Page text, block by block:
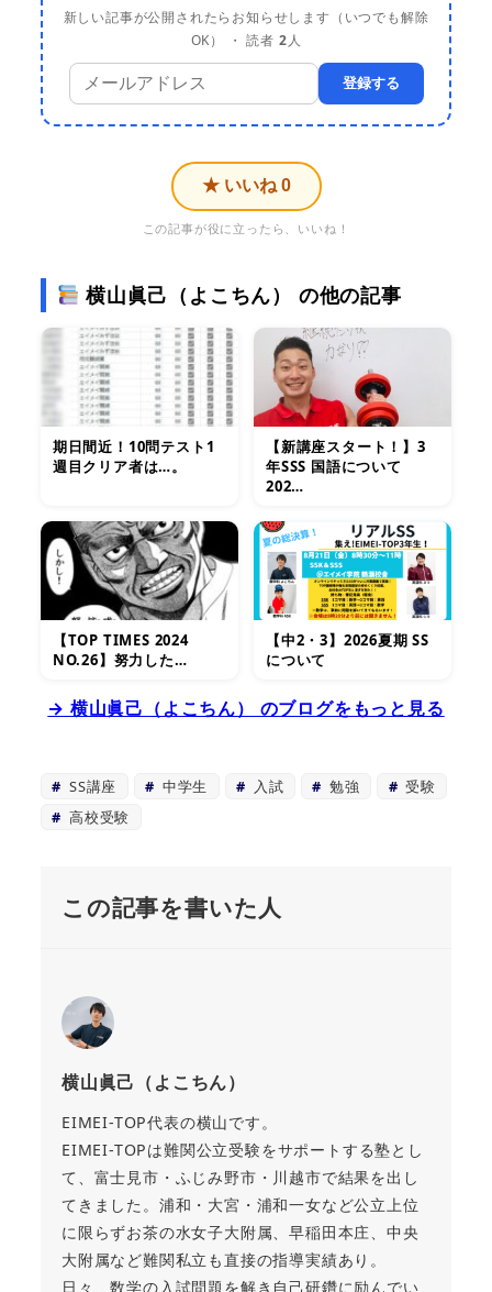
新しい記事が公開されたらお知らせします（いつでも解除
OK） ・ 読者 2人
登録する
★ いいね 0
この記事が役に立ったら、いいね！
横山眞己（よこちん） の他の記事
期日間近！10問テスト1
週目クリア者は…。
【新講座スタート！】3
年SSS 国語について
202…
【TOP TIMES 2024
NO.26】努力した…
【中2・3】2026夏期 SS
について
→ 横山眞己（よこちん） のブログをもっと見る
SS講座 中学生 入試 勉強
受験
高校受験
この記事を書いた人
横山眞己（よこちん）
EIMEI-TOP代表の横山です。
EIMEI-TOPは難関公立受験をサポートする塾とし
て、富士見市・ふじみ野市・川越市で結果を出し
てきました。浦和・大宮・浦和一女など公立上位
に限らずお茶の水女子大附属、早稲田本庄、中央
大附属など難関私立も直接の指導実績あり。
日々、数学の入試問題を解き自己研鑽に励んでい